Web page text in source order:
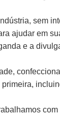
sem
ajudar em
e a